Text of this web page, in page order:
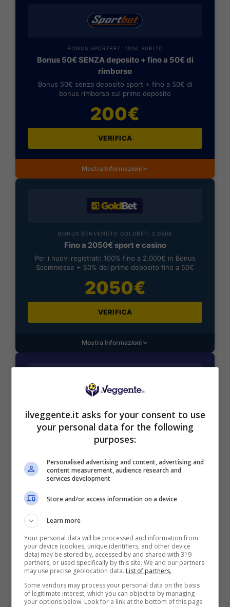
BONUS SPORTBET: 100€ SUBITO
Bonus 50€ SENZA deposito + fino a 50€ di
rimborso
Bonus 50€ senza deposito sport + fino a 50€ di
bonus rimborso sul primo deposito
200€
VERIFICA
Mostra Informazioni
BONUS BENVENUTO GOLDBET: 2.050€
Fino a 2050€ sport e casino
Per i nuovi registrati: 100% fino a 2.000€ in Bonus
Scommesse + 50% del primo deposito fino a 50€
2050€
VERIFICA
Mostra Informazioni
Fino a 2050€ bonus scommesse e sport
Per i nuovi utenti della piattaforma: 100% fino a 50€ in
Bonus Scommesse + 100% fino a 2000€ in Bonus
2050€
VERIFICA
SNAI
Bonus Benvenuto Sport: fino a 1.000€
ilveggente.it asks for your consent to use
your personal data for the following
purposes:
Personalised advertising and content, advertising and
content measurement, audience research and
services development
Store and/or access information on a device
Learn more
Your personal data will be processed and information from
your device (cookies, unique identifiers, and other device
data) may be stored by, accessed by and shared with 319
partners, or used specifically by this site. We and our partners
may use precise geolocation data. List of partners.
Some vendors may process your personal data on the basis
of legitimate interest, which you can object to by managing
your options below. Look for a link at the bottom of this page